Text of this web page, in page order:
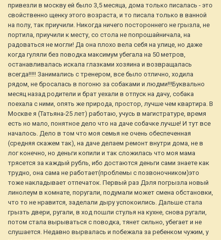
привезли в москву ей было 3,5 месяца, дома только писалась - это
свойственно щенку этого возраста, и то писала только в ванной
на полу, так приучили. Никогда ничего постороннего не грызла, не
портила, приучили к месту, со стола не попрошайничала, на
радоваться не могли! Да она плохо вела себя на улице, но даже
когда гуляли без поводка максимум убегала на 50 метров,
останавливалась искала глазками хозяина и возвращалась
всегда!!!!! Занимались с тренером, все было отлично, ходила
рядом, не бросалась в погоню за собаками и людми!!!Буквально
месяц назад родители и брат уехали в отпуск на дачу, собака
поехала с ними, опять же природа, простор, лучше чем квартира. В
Москве я (Татьяна-25 лет) работаю, учусь в магистратуре, время
есть но мало, понятное дело что на даче собачке лучше! И тут все
началось. Дело в том что моя семья не очень обеспеченная
(средняя скажем так), на даче делаем ремонт внутри дома, не в
лог конечно, но деньги копили и так сложилась что моя мама
трясется за каждый рубль, ибо достаются деньги сами знаете как
трудно, она сама не работает(проблемы с позвоночником)это
тоже накладывает отпечаток. Первый раз Дэля погрызла новый
линолеум в комнате, поругали, подумали может смена обстановки,
что то не нравится, заделали дыру успокоились. Дальше стала
грызть двери, ругали, в ход пошли стулья на кухне, снова ругали,
потом стала вырываться с поводка, тянет сильно, убегает и не
слушается. Недавно вырвалась и побежала за ребенком чужим, у